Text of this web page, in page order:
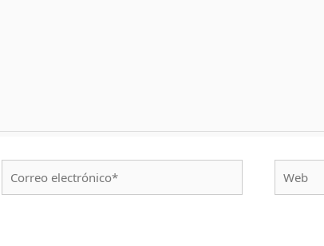
Correo
electrónico*
Web